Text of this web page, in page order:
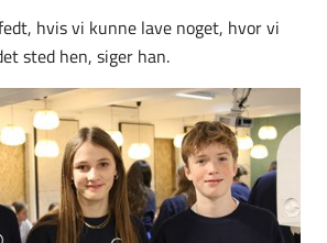
hvis vi kunne lave noget, hvor vi
sted hen, siger han.